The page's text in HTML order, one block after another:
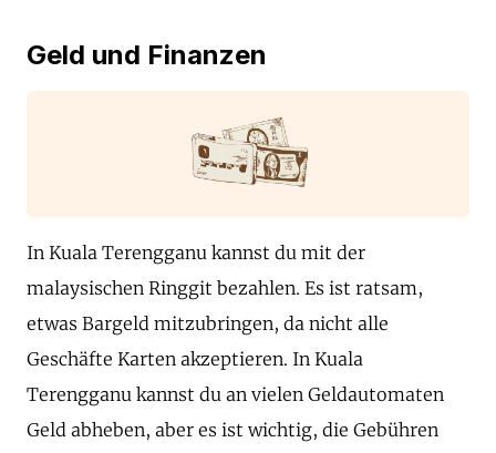
Geld und Finanzen
In Kuala Terengganu kannst du mit der
malaysischen Ringgit bezahlen. Es ist ratsam,
etwas Bargeld mitzubringen, da nicht alle
Geschäfte Karten akzeptieren. In Kuala
Terengganu kannst du an vielen Geldautomaten
Geld abheben, aber es ist wichtig, die Gebühren